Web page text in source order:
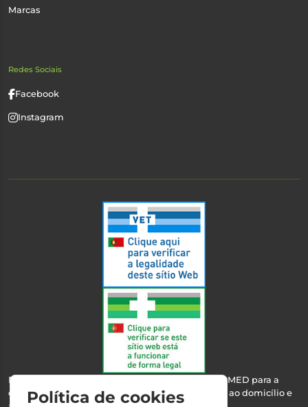
Marcas
Redes Sociais
Facebook
Instagram
Esta farmácia encontra-se autorizada pelo INFARMED para a
dispensa de medicamentos e produtos de saúde ao domicílio e
Política de cookies